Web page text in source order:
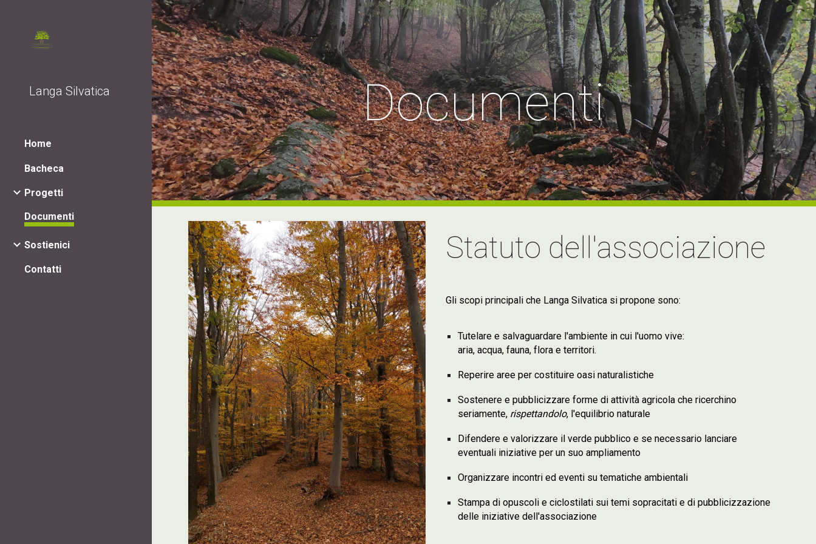
Skip to main content Skip to navigation
Langa Silvatica
Home
Bacheca
Progetti
Documenti
Sostienici
Contatti
Documenti
Statuto dell'associazione
Gli scopi principali che Langa Silvatica si propone sono:
Tutelare e salvaguardare l'ambiente in cui l'uomo vive:
aria, acqua, fauna, flora e territori.
Reperire aree per costituire oasi naturalistiche
Sostenere e pubblicizzare forme di attività agricola che ricerchino
seriamente, rispettandolo, l'equilibrio naturale
Difendere e valorizzare il verde pubblico e se necessario lanciare
eventuali iniziative per un suo ampliamento
Organizzare incontri ed eventi su tematiche ambientali
Stampa di opuscoli e ciclostilati sui temi sopracitati e di pubblicizzazione
delle iniziative dell'associazione